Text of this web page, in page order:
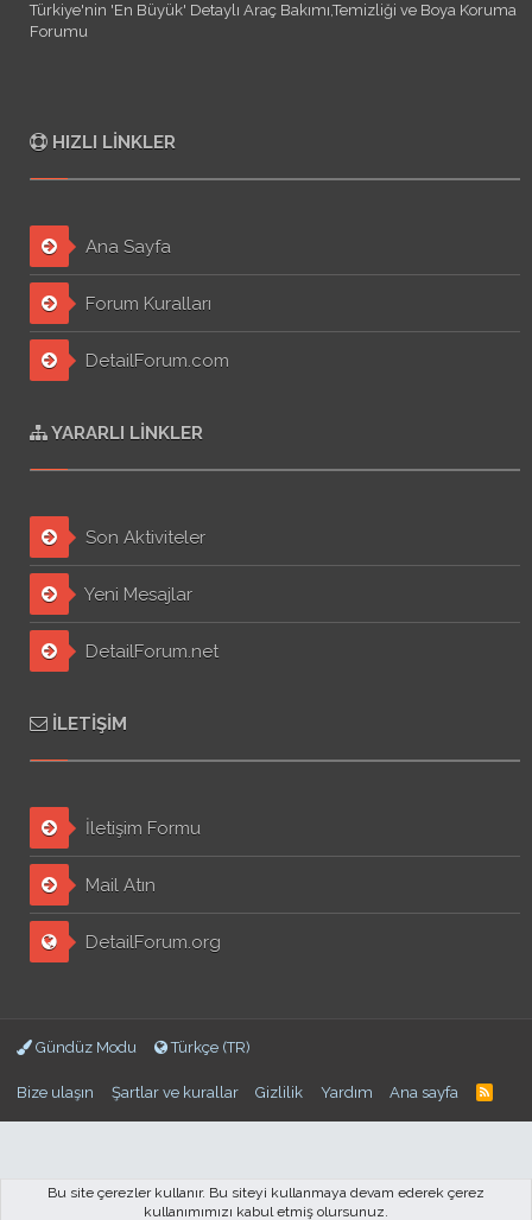
Türkiye'nin 'En Büyük' Detaylı Araç Bakımı,Temizliği ve Boya Koruma
Forumu
HIZLI LINKLER
Ana Sayfa
Forum Kuralları
DetailForum.com
YARARLI LINKLER
Son Aktiviteler
Yeni Mesajlar
DetailForum.net
İLETIŞIM
İletişim Formu
Mail Atın
DetailForum.org
Gündüz Modu Türkçe (TR)
Bize ulaşın Şartlar ve kurallar Gizlilik Yardım Ana sayfa
Bu site çerezler kullanır. Bu siteyi kullanmaya devam ederek çerez
kullanımımızı kabul etmiş olursunuz.